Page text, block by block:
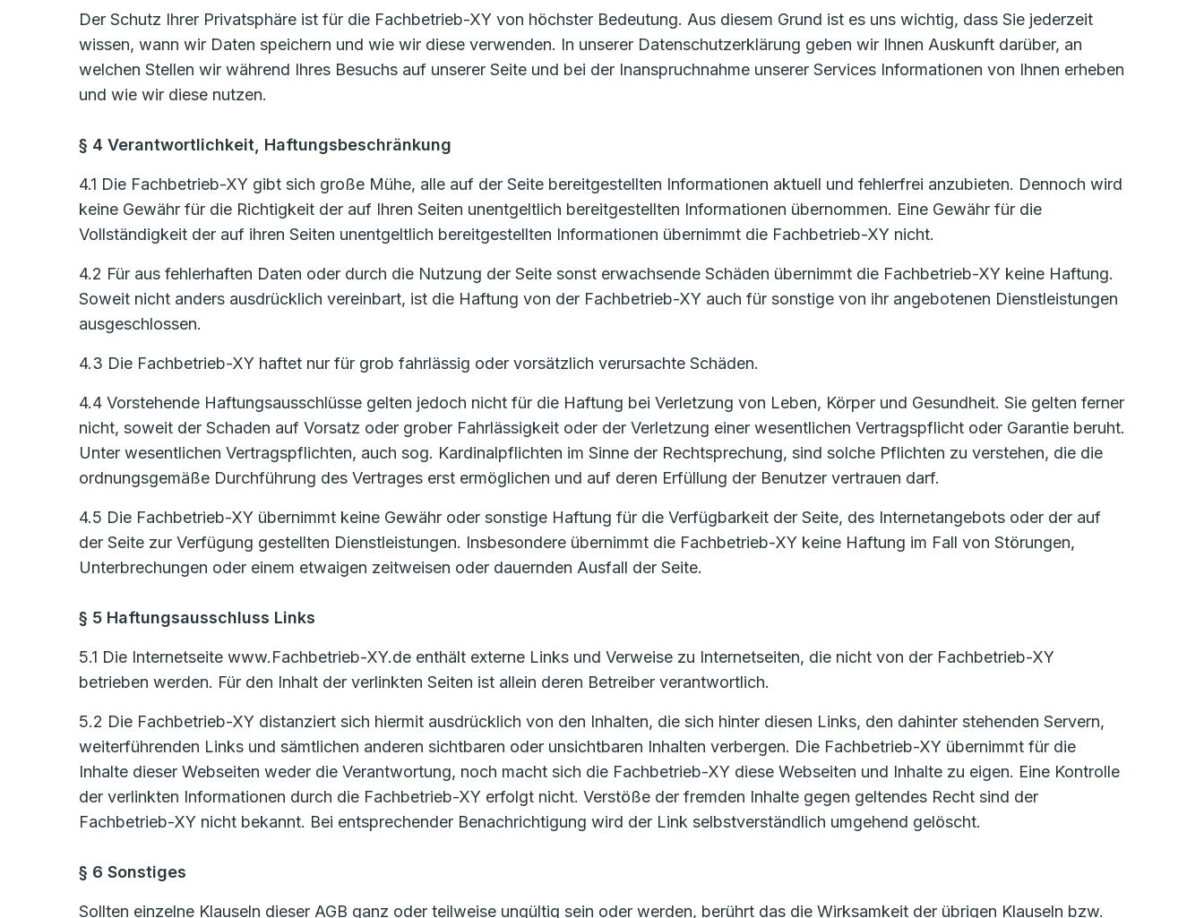
Der Schutz Ihrer Privatsphäre ist für die Fachbetrieb-XY von höchster Bedeutung. Aus diesem Grund ist es uns wichtig, dass Sie jederzeit
wissen, wann wir Daten speichern und wie wir diese verwenden. In unserer Datenschutzerklärung geben wir Ihnen Auskunft darüber, an
welchen Stellen wir während Ihres Besuchs auf unserer Seite und bei der Inanspruchnahme unserer Services Informationen von Ihnen erheben
und wie wir diese nutzen.
§ 4 Verantwortlichkeit, Haftungsbeschränkung
4.1 Die Fachbetrieb-XY gibt sich große Mühe, alle auf der Seite bereitgestellten Informationen aktuell und fehlerfrei anzubieten. Dennoch wird
keine Gewähr für die Richtigkeit der auf Ihren Seiten unentgeltlich bereitgestellten Informationen übernommen. Eine Gewähr für die
Vollständigkeit der auf ihren Seiten unentgeltlich bereitgestellten Informationen übernimmt die Fachbetrieb-XY nicht.
4.2 Für aus fehlerhaften Daten oder durch die Nutzung der Seite sonst erwachsende Schäden übernimmt die Fachbetrieb-XY keine Haftung.
Soweit nicht anders ausdrücklich vereinbart, ist die Haftung von der Fachbetrieb-XY auch für sonstige von ihr angebotenen Dienstleistungen
ausgeschlossen.
4.3 Die Fachbetrieb-XY haftet nur für grob fahrlässig oder vorsätzlich verursachte Schäden.
4.4 Vorstehende Haftungsausschlüsse gelten jedoch nicht für die Haftung bei Verletzung von Leben, Körper und Gesundheit. Sie gelten ferner
nicht, soweit der Schaden auf Vorsatz oder grober Fahrlässigkeit oder der Verletzung einer wesentlichen Vertragspflicht oder Garantie beruht.
Unter wesentlichen Vertragspflichten, auch sog. Kardinalpflichten im Sinne der Rechtsprechung, sind solche Pflichten zu verstehen, die die
ordnungsgemäße Durchführung des Vertrages erst ermöglichen und auf deren Erfüllung der Benutzer vertrauen darf.
4.5 Die Fachbetrieb-XY übernimmt keine Gewähr oder sonstige Haftung für die Verfügbarkeit der Seite, des Internetangebots oder der auf
der Seite zur Verfügung gestellten Dienstleistungen. Insbesondere übernimmt die Fachbetrieb-XY keine Haftung im Fall von Störungen,
Unterbrechungen oder einem etwaigen zeitweisen oder dauernden Ausfall der Seite.
§ 5 Haftungsausschluss Links
5.1 Die Internetseite www.Fachbetrieb-XY.de enthält externe Links und Verweise zu Internetseiten, die nicht von der Fachbetrieb-XY
betrieben werden. Für den Inhalt der verlinkten Seiten ist allein deren Betreiber verantwortlich.
5.2 Die Fachbetrieb-XY distanziert sich hiermit ausdrücklich von den Inhalten, die sich hinter diesen Links, den dahinter stehenden Servern,
weiterführenden Links und sämtlichen anderen sichtbaren oder unsichtbaren Inhalten verbergen. Die Fachbetrieb-XY übernimmt für die
Inhalte dieser Webseiten weder die Verantwortung, noch macht sich die Fachbetrieb-XY diese Webseiten und Inhalte zu eigen. Eine Kontrolle
der verlinkten Informationen durch die Fachbetrieb-XY erfolgt nicht. Verstöße der fremden Inhalte gegen geltendes Recht sind der
Fachbetrieb-XY nicht bekannt. Bei entsprechender Benachrichtigung wird der Link selbstverständlich umgehend gelöscht.
§ 6 Sonstiges
Sollten einzelne Klauseln dieser AGB ganz oder teilweise ungültig sein oder werden, berührt das die Wirksamkeit der übrigen Klauseln bzw.